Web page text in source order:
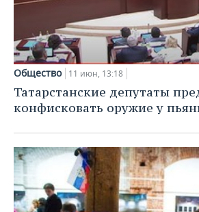
Общество 11 июн, 13:18
Татарстанские депутаты
конфисковать оружие у